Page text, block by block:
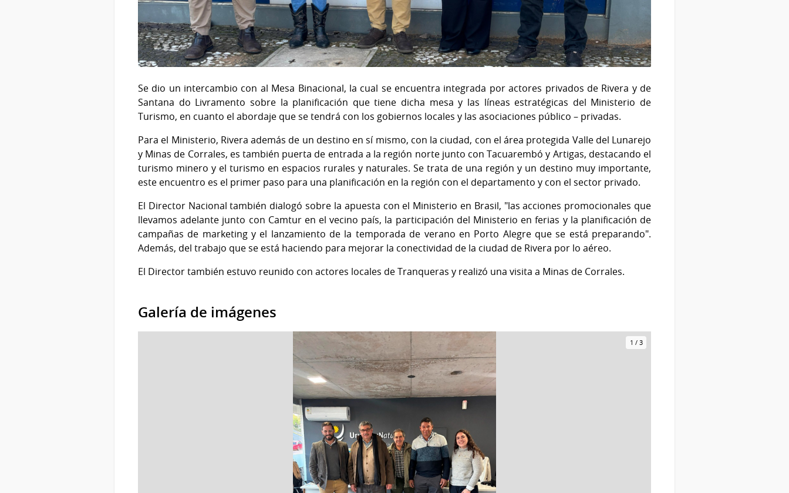
Se dio un intercambio con al Mesa Binacional, la cual se encuentra integrada por actores privados de Rivera y de
Santana do Livramento sobre la planificación que tiene dicha mesa y las líneas estratégicas del Ministerio de
Turismo, en cuanto el abordaje que se tendrá con los gobiernos locales y las asociaciones público – privadas.
Para el Ministerio, Rivera además de un destino en sí mismo, con la ciudad, con el área protegida Valle del Lunarejo
y Minas de Corrales, es también puerta de entrada a la región norte junto con Tacuarembó y Artigas, destacando el
turismo minero y el turismo en espacios rurales y naturales. Se trata de una región y un destino muy importante,
este encuentro es el primer paso para una planificación en la región con el departamento y con el sector privado.
El Director Nacional también dialogó sobre la apuesta con el Ministerio en Brasil, "las acciones promocionales que
llevamos adelante junto con Camtur en el vecino país, la participación del Ministerio en ferias y la planificación de
campañas de marketing y el lanzamiento de la temporada de verano en Porto Alegre que se está preparando".
Además, del trabajo que se está haciendo para mejorar la conectividad de la ciudad de Rivera por lo aéreo.
El Director también estuvo reunido con actores locales de Tranqueras y realizó una visita a Minas de Corrales.
Galería de imágenes
1 / 3